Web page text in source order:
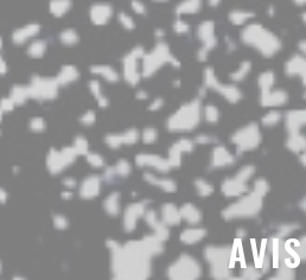
AVIS